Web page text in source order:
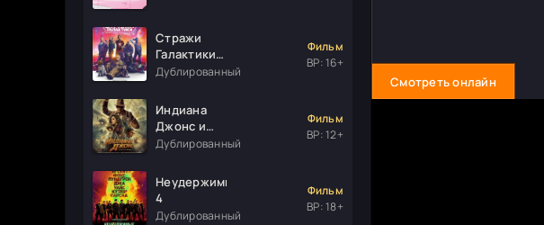
Стражи
Галактики.
Часть 3
Дублированный
Фильм
ВР: 16+
Индиана
Джонс и
колесо
Дублированный
Фильм
ВР: 12+
Неудержимые
4
Дублированный
Фильм
ВР: 18+
Смотреть онлайн